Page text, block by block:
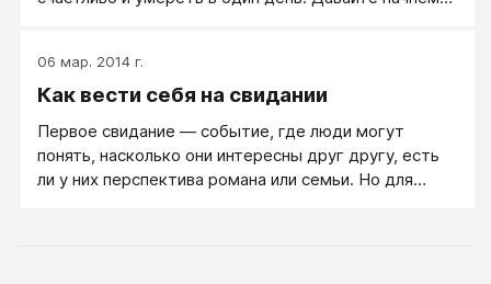
06 мар. 2014 г.
Как вести себя на свидании
Первое свидание — событие, где люди могут
понять, насколько они интересны друг другу, есть
ли у них перспектива романа или семьи. Но для